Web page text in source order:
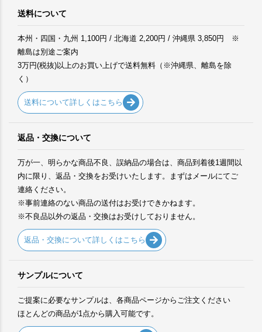
送料について
本州・四国・九州 1,100円 / 北海道 2,200円 / 沖縄県 3,850円 ※
離島は別途ご案内
3万円(税抜)以上のお買い上げで送料無料（※沖縄県、離島を除
く）
送料について詳しくはこちら
返品・交換について
万が一、明らかな商品不良、誤納品の場合は、商品到着後1週間以
内に限り、返品・交換をお受けいたします。まずはメールにてご
連絡ください。
※事前連絡のない商品の送付はお受けできかねます。
※不良品以外の返品・交換はお受けしておりません。
返品・交換について詳しくはこちら
サンプルについて
ご提案に必要なサンプルは、各商品ページからご注文ください
ほとんどの商品が1点から購入可能です。